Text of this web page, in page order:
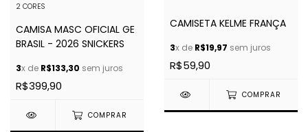
2 CORES
CAMISA MASC OFICIAL GE
BRASIL - 2026 SNICKERS
3x de R$133,30 sem juros
R$399,90
COMPRAR
CAMISETA KELME FRANÇA
3x de R$19,97 sem juros
R$59,90
COMPRAR